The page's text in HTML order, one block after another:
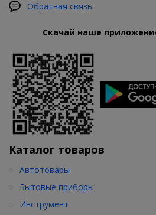
Обратная связь
Скачай наше
Каталог товаров
Автотовары
Бытовые приборы
Инструмент